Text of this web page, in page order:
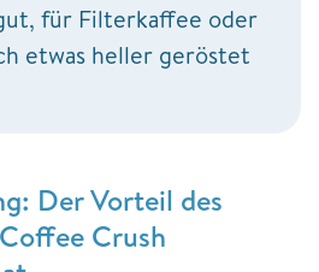
für Filterkaffee oder
etwas heller geröstet
Der Vorteil des
Crush